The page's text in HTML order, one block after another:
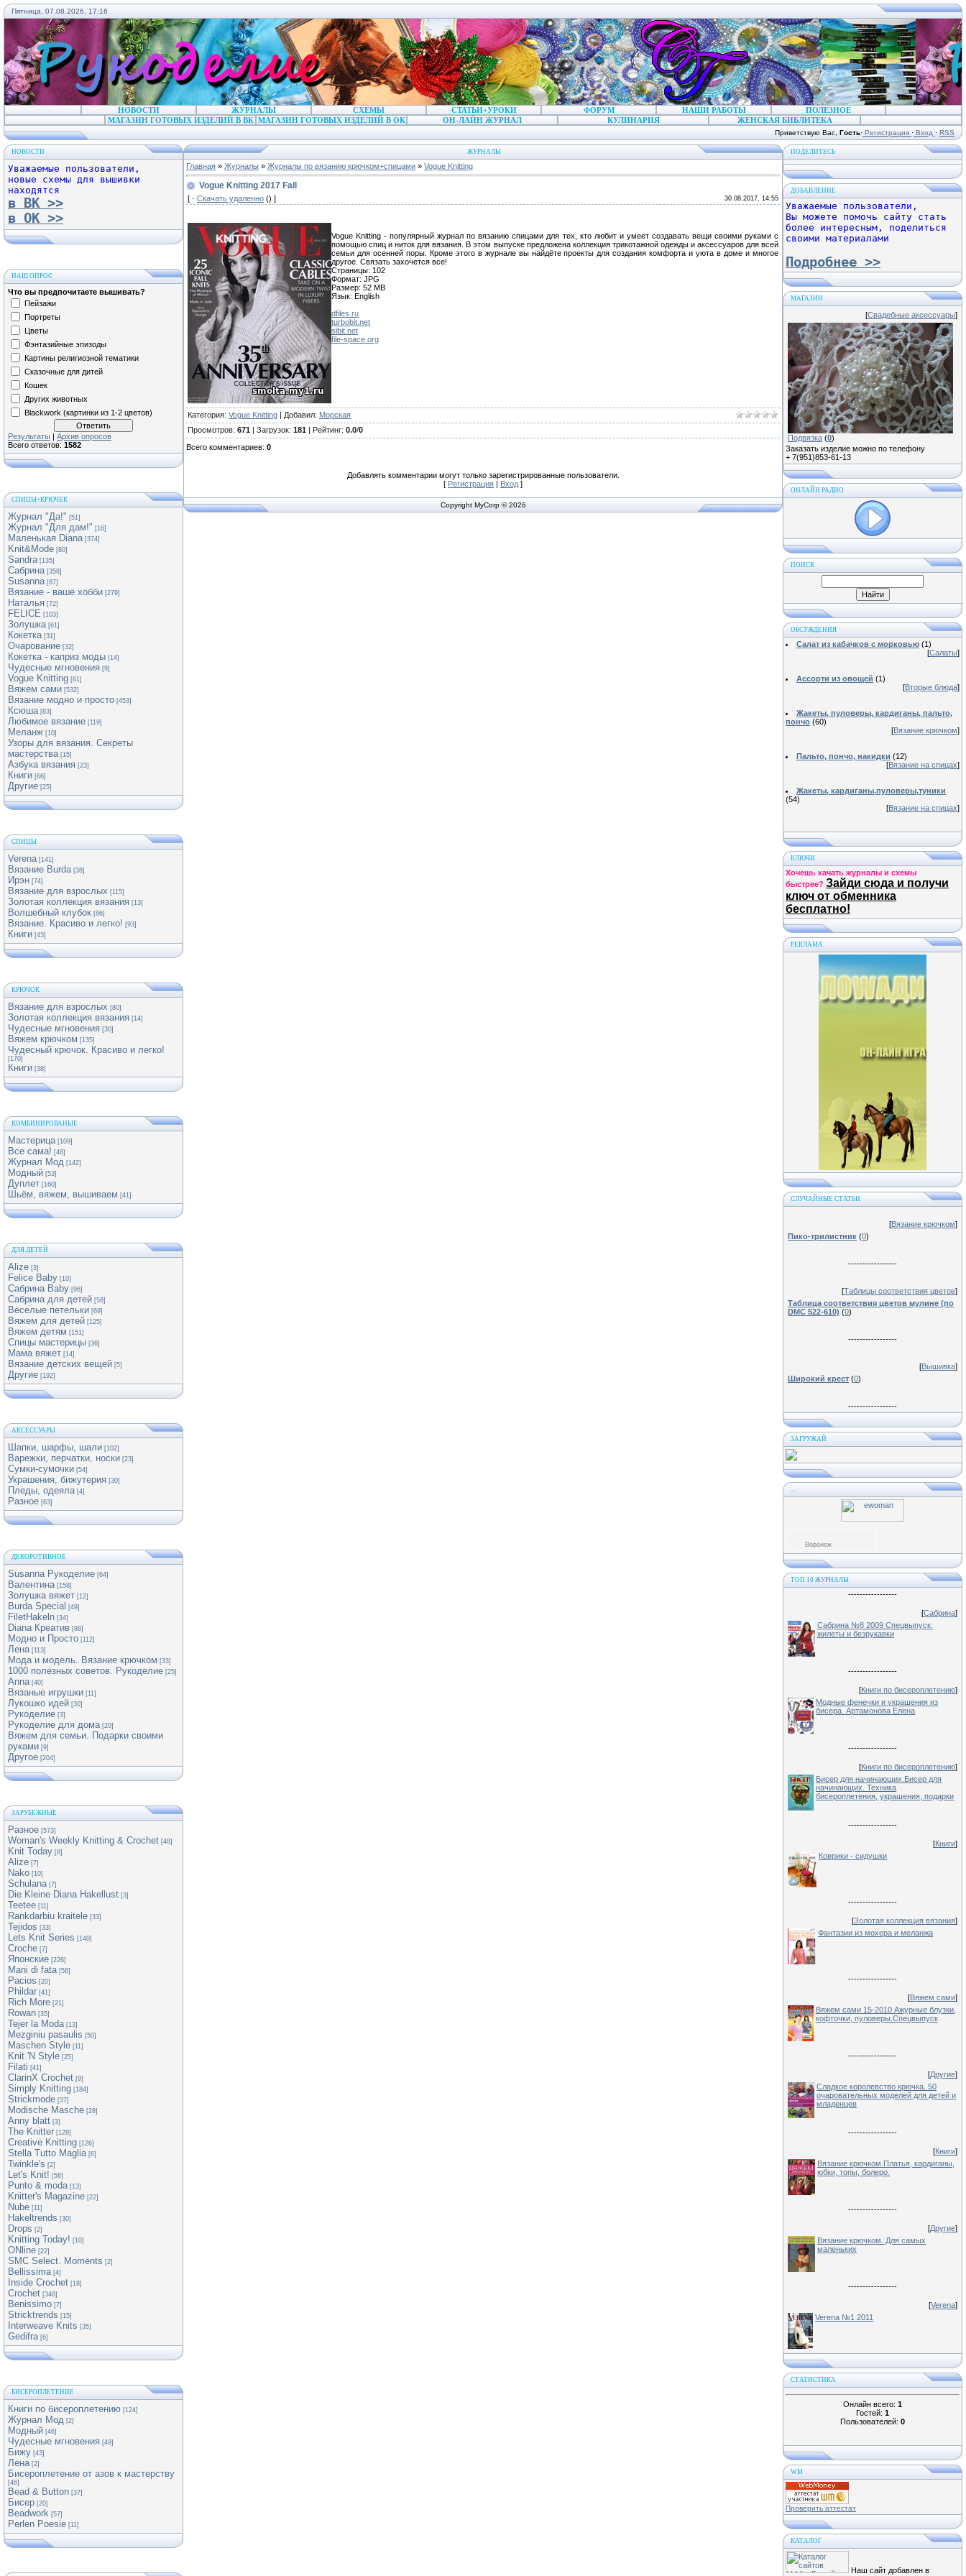
Пятница, 07.08.2026, 17:16
НОВОСТИ ЖУРНАЛЫ СХЕМЫ СТАТЬИ+УРОКИ ФОРУМ НАШИ РАБОТЫ
ПОЛЕЗНОЕ
МАГАЗИН ГОТОВЫХ ИЗДЕЛИЙ В ВК МАГАЗИН ГОТОВЫХ ИЗДЕЛИЙ В ОК ОН-ЛАЙН ЖУРНАЛ КУЛИНАРИЯ ЖЕНСКАЯ БИБЛИТЕКА
Приветствую Вас Гость· Регистрация · Вход · RSS
НОВОСТИ
Уважаемые пользователи,
новые схемы для вышивки
находятся
в ВК >>
в ОК >>
НАШ ОПРОС
Что вы предпочитаете вышивать?
Пейзажи
Портреты
Цветы
Фэнтазийные эпизоды
Картины религиозной тематики
Сказочные для дитей
Кошек
Других животных
Blackwork (картинки из 1-2 цветов)
Результаты | Архив опросов
Всего ответов: 1582
СПИЦЫ+КРЮЧЕК
Журнал "Да!" [51]
Журнал "Для дам!" [16]
Маленькая Diana [374]
Knit&Mode [80]
Sandra [135]
Сабрина [358]
Susanna [87]
Вязание - ваше хобби [279]
Наталья [72]
FELICE [103]
Золушка [61]
Кокетка [31]
Очарование [32]
Кокетка - каприз моды [14]
Чудесные мгновения [9]
Vogue Knitting [61]
Вяжем сами [532]
Вязание модно и просто [453]
Ксюша [83]
Любимое вязание [119]
Меланж [10]
Узоры для вязания. Секреты
мастерства [15]
Азбука вязания [23]
Книги [66]
Другие [25]
СПИЦЫ
Verena [141]
Вязание Burda [38]
Ирэн [74]
Вязание для взрослых [115]
Золотая коллекция вязания [13]
Волшебный клубок [86]
Вязание. Красиво и легко! [93]
Книги [43]
КРЮЧОК
Вязание для взрослых [80]
Золотая коллекция вязания [14]
Чудесные мгновения [30]
Вяжем крючком [135]
Чудесный крючок. Красиво и легко!
[170]
Книги [38]
КОМБИНИРОВАНЫЕ
Мастерица [109]
Все сама! [48]
Журнал Мод [142]
Модный [53]
Дуплет [160]
Шьём, вяжем, вышиваем [41]
ДЛЯ ДЕТЕЙ
Alize [3]
Felice Baby [10]
Сабрина Baby [96]
Сабрина для детей [58]
Веселые петельки [69]
Вяжем для детей [125]
Вяжем детям [151]
Спицы мастерицы [36]
Мама вяжет [14]
Вязание детских вещей [5]
Другие [192]
АКСЕССУАРЫ
Шапки, шарфы, шали [102]
Варежки, перчатки, носки [23]
Сумки-сумочки [54]
Украшения, бижутерия [30]
Пледы, одеяла [4]
Разное [63]
ДЕКОРОТИВНОЕ
Susanna Рукоделие [64]
Валентина [158]
Золушка вяжет [12]
Burda Special [49]
FiletHakeln [34]
Diana Креатив [88]
Модно и Просто [112]
Лена [113]
Мода и модель. Вязание крючком [33]
1000 полезных советов. Рукоделие [25]
Anna [40]
Вязаные игрушки [11]
Лукошко идей [30]
Рукоделие [3]
Рукоделие для дома [20]
Вяжем для семьи. Подарки своими
руками [9]
Другое [204]
ЗАРУБЕЖНЫЕ
Разное [573]
Woman's Weekly Knitting & Crochet [48]
Knit Today [8]
Alize [7]
Nako [10]
Schulana [7]
Die Kleine Diana Hakellust [3]
Teetee [11]
Rankdarbiu kraitele [33]
Tejidos [33]
Lets Knit Series [140]
Croche [7]
Японские [226]
Mani di fata [56]
Pacios [20]
Phildar [41]
Rich More [21]
Rowan [35]
Tejer la Moda [13]
Mezginiu pasaulis [50]
Maschen Style [11]
Knit 'N Style [25]
Filati [41]
ClarinX Crochet [9]
Simply Knitting [184]
Strickmode [37]
Modische Masche [28]
Anny blatt [3]
The Knitter [129]
Creative Knitting [126]
Stella Tutto Maglia [6]
Twinkle's [2]
Let's Knit! [56]
Punto & moda [13]
Knitter's Magazine [22]
Nube [11]
Hakeltrends [30]
Drops [2]
Knitting Today! [10]
ONline [22]
SMC Select. Moments [2]
Bellissima [4]
Inside Crochet [18]
Crochet [348]
Benissimo [7]
Stricktrends [15]
Interweave Knits [35]
Gedifra [6]
БИСЕРОПЛЕТЕНИЕ
Книги по бисероплетению [124]
Журнал Мод [2]
Модный [46]
Чудесные мгновения [49]
Бижу [43]
Лена [2]
Бисероплетение от азов к мастерству
[46]
Bead & Button [37]
Бисер [20]
Beadwork [57]
Perlen Poesie [11]
ЖУРНАЛЫ
Главная » Журналы » Журналы по вязанию крючком+спицами » Vogue Knitting
Vogue Knitting 2017 Fall
[ · Скачать удаленно () ] 30.08.2017, 14:55
Vogue Knitting - популярный журнал по вязанию спицами для тех, кто любит и умеет создавать вещи своими руками с
помощью спиц и ниток для вязания. В этом выпуске предложена коллекция трикотажной одежды и аксессуаров для всей
семьи для осенней поры. Кроме этого в журнале вы найдёте проекты для создания комфорта и уюта в доме и многое
другое. Связать захочется все!
Страницы: 102
Формат: JPG
Размер: 52 MB
Язык: English
dfiles.ru
turbobit.net
sibit.net
file-space.org
Категория: Vogue Knitting | Добавил: Морская
Просмотров: 671 | Загрузок: 181 | Рейтинг: 0.0/0
Всего комментариев: 0
Добавлять комментарии могут только зарегистрированные пользователи.
[ Регистрация | Вход ]
Copyright MyCorp © 2026
ПОДЕЛИТЕСЬ
ДОБАВЛЕНИЕ
Уважаемые пользователи,
Вы можете помочь сайту стать
более интересным, поделиться
своими материалами
Подробнее >>
МАГАЗИН
[Свадебные аксессуары]
Подвязка (0)
Заказать изделие можно по телефону
+ 7(951)853-61-13
ОНЛАЙН РАДИО
ПОИСК
ОБСУЖДЕНИЯ
Салат из кабачков с морковью (1)
[Салаты]
Ассорти из овощей (1)
[Вторые блюда]
Жакеты, пуловеры, кардиганы, пальто,
пончо (60)
[Вязание крючком]
Пальто, пончо, накидки (12)
[Вязание на спицах]
Жакеты, кардиганы,пуловеры,туники
(54)
[Вязание на спицах]
КЛЮЧИ
Хочешь качать журналы и схемы
быстрее? Зайди сюда и получи
ключ от обменника
бесплатно!
РЕКЛАМА
СЛУЧАЙНЫЕ СТАТЬИ
[Вязание крючком]
Пико-трилистник (0)
-----------------
[Таблицы соответствия цветов]
Таблица соответствия цветов мулине (по
DMC 522-610) (0)
-----------------
[Вышивка]
Широкий крест (0)
-----------------
ЗАГРУЖАЙ
...
Воронеж
ТОП 10 ЖУРНАЛЫ
-----------------
[Сабрина]
Сабрина №8 2009 Спецвыпуск:
жилеты и безрукавки
-----------------
[Книги по бисероплетению]
Модные фенечки и украшения из
бисера. Артамонова Елена
-----------------
[Книги по бисероплетению]
Бисер для начинающих.Бисер для
начинающих. Техника
бисероплетения, украшения, подарки
-----------------
[Книги]
Коврики - сидушки
-----------------
[Золотая коллекция вязания]
Фантазии из мохера и меланжа
-----------------
[Вяжем сами]
Вяжем сами 15-2010 Ажурные блузки,
кофточки, пуловеры.Спецвыпуск
-----------------
[Другие]
Сладкое королевство крючка. 50
очаровательных моделей для детей и
младенцев
-----------------
[Книги]
Вязание крючком.Платья, кардиганы,
юбки, топы, болеро.
-----------------
[Другие]
Вязание крючком. Для самых
маленьких
-----------------
[Verena]
Verena №1 2011
СТАТИСТИКА
Онлайн всего: 1
Гостей: 1
Пользователей: 0
WM
Проверить аттестат
КАТАЛОГ
Наш сайт добавлен в